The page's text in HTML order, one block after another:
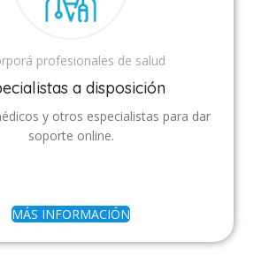
profesionales de salud
a disposición
y otros especialistas para dar
soporte online.
MÁS INFORMACIÓN